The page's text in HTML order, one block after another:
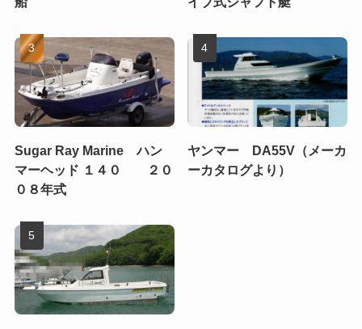
Sugar Ray Marine ハン
マーヘッド １４０ ２０
０８年式
ヤンマー DA55V（メーカ
ーカタログより）